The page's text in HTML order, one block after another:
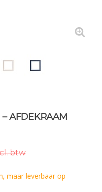
AFDEKRAAM
btw
maar leverbaar op